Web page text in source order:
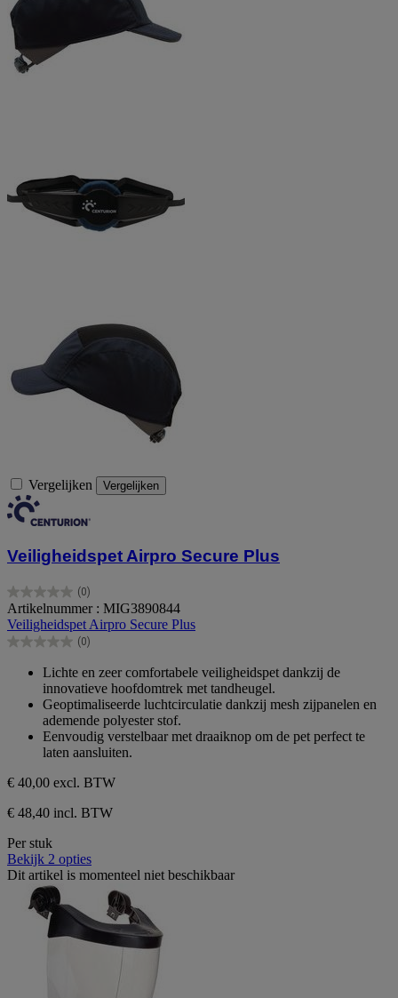
Vergelijken Vergelijken
Veiligheidspet Airpro Secure Plus
(0)
0.0
van
de
5
Artikelnummer : MIG3890844
Veiligheidspet Airpro Secure Plus
(0)
0.0
sterren.
Lichte en zeer comfortabele veiligheidspet dankzij de
innovatieve hoofdomtrek met tandheugel.
Geoptimaliseerde luchtcirculatie dankzij mesh zijpanelen en
ademende polyester stof.
Eenvoudig verstelbaar met draaiknop om de pet perfect te
laten aansluiten.
€ 40,00 excl. BTW
€ 48,40 incl. BTW
Per stuk
Bekijk 2 opties
Dit artikel is momenteel niet beschikbaar